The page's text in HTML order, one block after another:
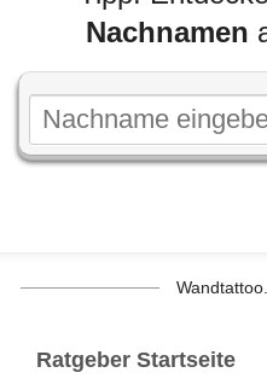
Nachnamen
Ratgeber Startseite